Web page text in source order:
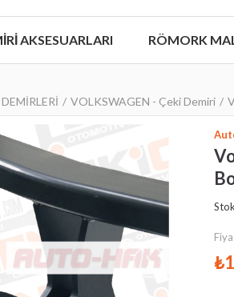
AKSESUARLARI RÖMORK
VOLKSWAGEN - Çeki Demiri
›